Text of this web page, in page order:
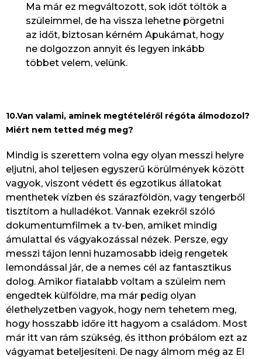
Ma már ez megváltozott, sok időt töltök a
szüleimmel, de ha vissza lehetne pörgetni
az időt, biztosan kérném Apukámat, hogy
ne dolgozzon annyit és legyen inkább
többet velem, velünk.
10.Van valami, aminek megtételéről régóta álmodozol?
Miért nem tetted még meg?
Mindig is szerettem volna egy olyan messzi helyre
eljutni, ahol teljesen egyszerű körülmények között
vagyok, viszont védett és egzotikus állatokat
menthetek vízben és szárazföldön, vagy tengerből
tisztítom a hulladékot. Vannak ezekről szóló
dokumentumfilmek a tv-ben, amiket mindig
ámulattal és vágyakozással nézek. Persze, egy
messzi tájon lenni huzamosabb ideig rengetek
lemondással jár, de a nemes cél az fantasztikus
dolog. Amikor fiatalabb voltam a szüleim nem
engedtek külföldre, ma már pedig olyan
élethelyzetben vagyok, hogy nem tehetem meg,
hogy hosszabb időre itt hagyom a családom. Most
már itt van rám szükség, és itthon próbálom ezt az
vágyamat beteljesíteni. De nagy álmom még az El